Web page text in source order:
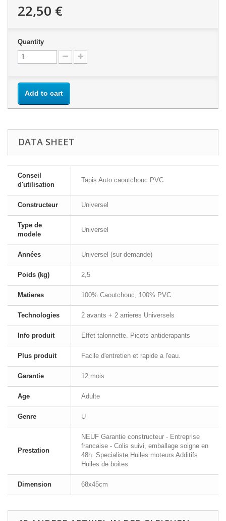
22,50 €
Quantity
Add to cart
DATA SHEET
Conseil
d'utilisation
Tapis Auto caoutchouc PVC
Constructeur Universel
Type de
modele
Universel
Années Universel (sur demande)
Poids (kg) 2,5
Matieres 100% Caoutchouc, 100% PVC
Technologies 2 avants + 2 arrieres Universels
Info produit Effet talonnette. Picots antiderapants
Plus produit Facile d'entretien et rapide a l'eau.
Garantie 12 mois
Age Adulte
Genre U
Prestation
NEUF Garantie constructeur - Entreprise
francaise - Colis suivi, emballage soigne en
48h. Specialiste Huiles moteurs Additifs
Huiles de boites
Dimension 68x45cm